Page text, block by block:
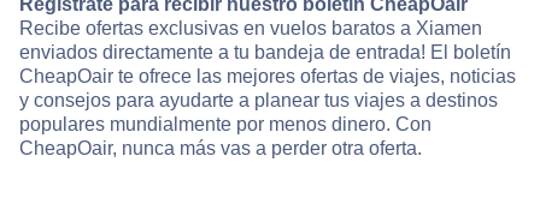
Regístrate para recibir nuestro boletín CheapOair
Recibe ofertas exclusivas en vuelos baratos a Xiamen
enviados directamente a tu bandeja de entrada! El boletín
CheapOair te ofrece las mejores ofertas de viajes, noticias
y consejos para ayudarte a planear tus viajes a destinos
populares mundialmente por menos dinero. Con
CheapOair, nunca más vas a perder otra oferta.